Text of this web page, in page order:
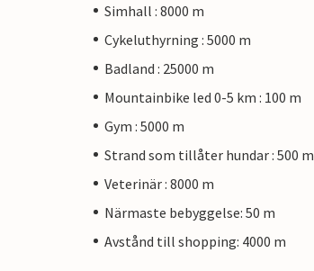
Simhall : 8000 m
Cykeluthyrning : 5000 m
Badland : 25000 m
Mountainbike led 0-5 km : 100 m
Gym : 5000 m
Strand som tillåter hundar : 500 m
Veterinär : 8000 m
Närmaste bebyggelse: 50 m
Avstånd till shopping: 4000 m